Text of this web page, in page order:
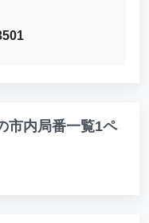
市内局番一覧1ペ